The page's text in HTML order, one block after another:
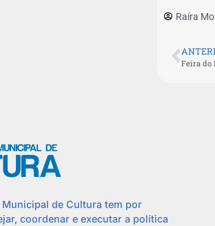
Raíra
Municipal de Cultura tem por
coordenar e executar a política